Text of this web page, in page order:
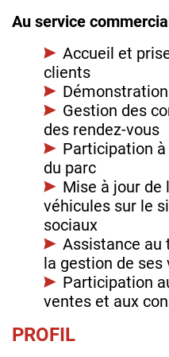
Au service
Accueil et
clients
Gestion des
des rendez-vous
Participation
du parc
Mise à jour de
véhicules sur le
sociaux
Assistance au
la gestion de ses
Participation
ventes et aux
PROFIL